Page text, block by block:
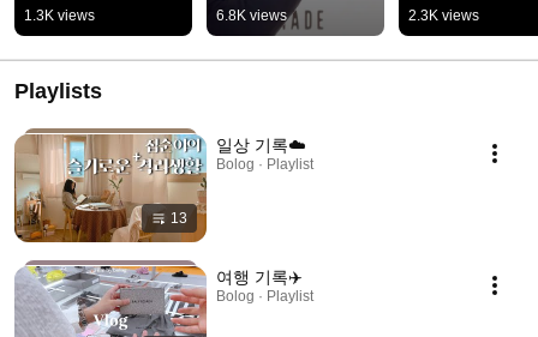
1.3K views 6.8K views 2.3K views
Playlists
13
일상 기록☁️
Bolog · Playlist
여행 기록✈️
Bolog · Playlist